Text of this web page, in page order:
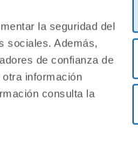
la seguridad del
sociales. Además,
de confianza de
información
consulta la